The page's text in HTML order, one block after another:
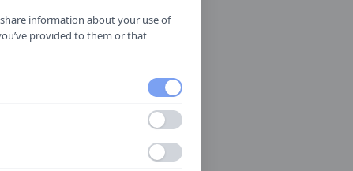
information about your use of
provided to them or that